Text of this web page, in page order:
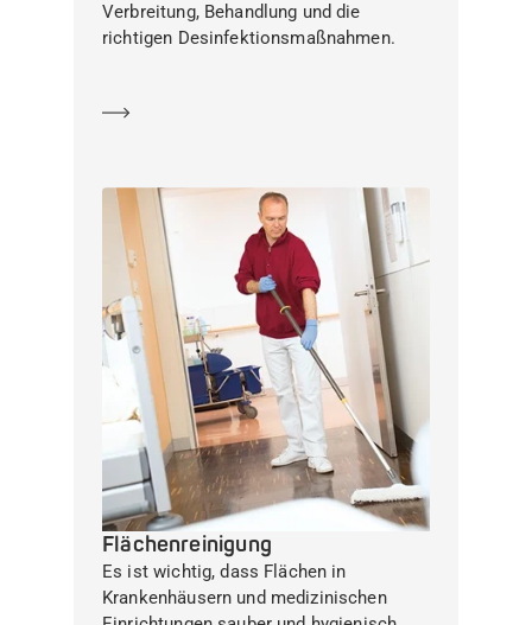
Verbreitung, Behandlung und die
richtigen Desinfektionsmaßnahmen.
Flächenreinigung
Es ist wichtig, dass Flächen in
Krankenhäusern und medizinischen